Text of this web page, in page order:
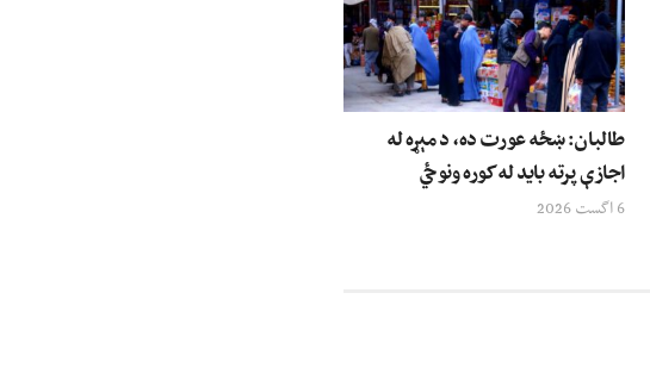
طالبان: ښځه عورت ده، د مېړه له
اجازې پرته باید له کوره ونوځي
6 اگست 2026